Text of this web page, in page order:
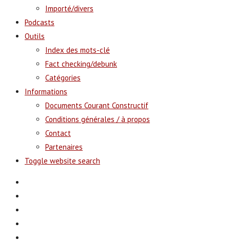
Importé/divers
Podcasts
Outils
Index des mots-clé
Fact checking/debunk
Catégories
Informations
Documents Courant Constructif
Conditions générales / à propos
Contact
Partenaires
Toggle website search